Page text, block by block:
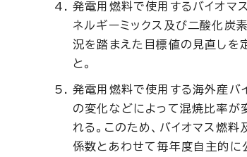
発電用燃料で使用するバイオマ
ネルギーミックス及び二酸化
況を踏まえた目標値の見直しを
と。
発電用燃料で使用する海外産バ
の変化などによって混焼比率が
れる。このため、バイオマス燃
係数とあわせて毎年度自主的に